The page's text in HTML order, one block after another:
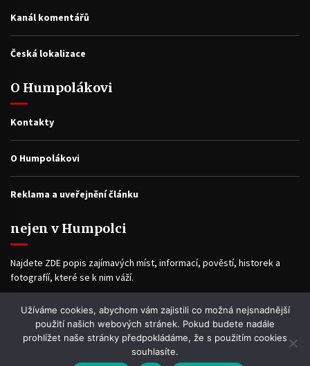
Kanál komentářů
Česká lokalizace
O Humpolákovi
Kontakty
O Humpolákovi
Reklama a uveřejnění článku
nejen v Humpolci
Najdete ZDE popis zajímavých míst, informací, pověstí, historek a
fotografíí, které se k nim váží.
Facebook
Užíváme cookies, abychom vám zajistili co možná nejsnadnější
použití našich webových stránek. Pokud budete nadále
prohlížet naše stránky předpokládáme, že s použitím cookies
souhlasíte.